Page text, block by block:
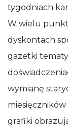
tygodniach
W wielu
dyskontach
gazetki
wymianę
grafiki